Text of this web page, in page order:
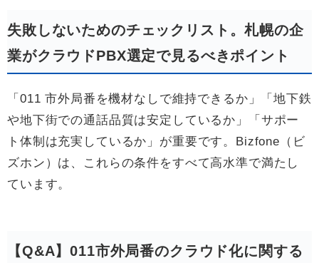
失敗しないためのチェックリスト。札幌の企
業がクラウドPBX選定で見るべきポイント
「011 市外局番を機材なしで維持できるか」「地下鉄
や地下街での通話品質は安定しているか」「サポー
ト体制は充実しているか」が重要です。Bizfone（ビ
ズホン）は、これらの条件をすべて高水準で満たし
ています。
【Q&A】011市外局番のクラウド化に関する